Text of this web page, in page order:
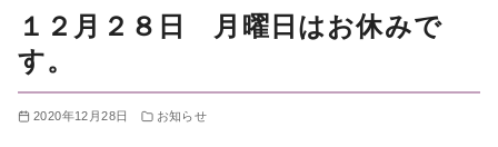
１２月２８日 月曜日はお休みで
す。
2020年12月28日 お知らせ